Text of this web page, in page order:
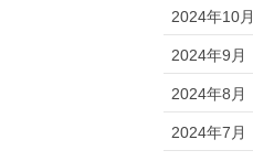
2024年10月
2024年9月
2024年8月
2024年7月